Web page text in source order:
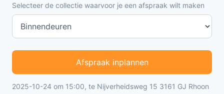
Selecteer de collectie waarvoor je een afspraak wilt maken
Afspraak inplannen
2025-10-24 om 15:00, te Nijverheidsweg 15 3161 GJ Rhoon